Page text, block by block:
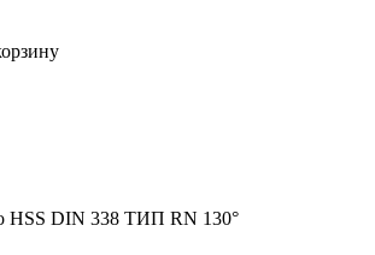
HSS DIN 338 ТИП RN 130°